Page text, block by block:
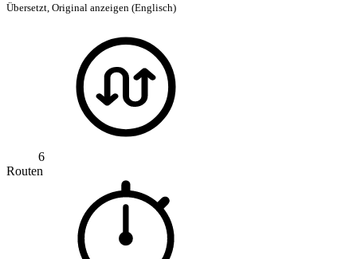
Übersetzt, Original anzeigen (Englisch)
6
Routen